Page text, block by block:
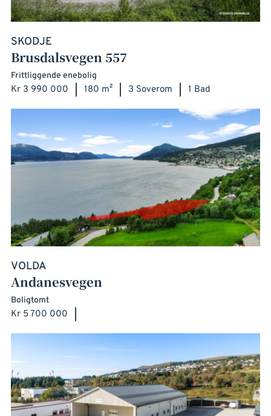
SKODJE
Brusdalsvegen 557
Frittliggende enebolig
Kr 3 990 000 180 m² 3 Soverom 1 Bad
VOLDA
Andanesvegen
Boligtomt
Kr 5 700 000